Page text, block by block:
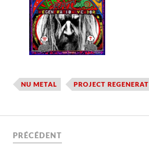
NU METAL PROJECT
PRÉCÉDENT